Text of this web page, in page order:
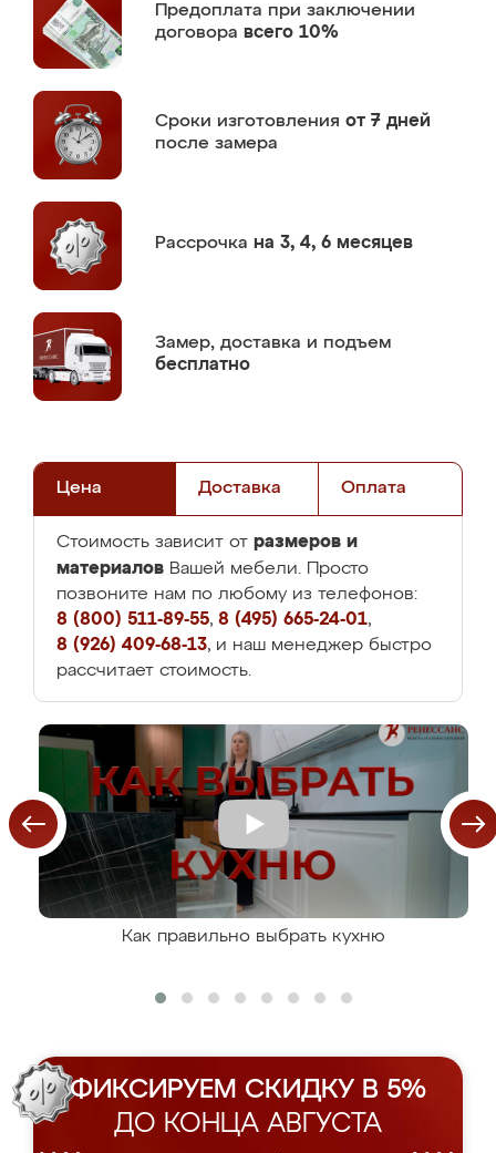
Предоплата при заключении
договора всего 10%
Сроки изготовления от 7 дней
после замера
Рассрочка на 3, 4, 6 месяцев
Замер, доставка и подъем
бесплатно
Цена Доставка Оплата
Стоимость зависит от размеров и
материалов Вашей мебели. Просто
позвоните нам по любому из телефонов:
8 (800) 511-89-55, 8 (495) 665-24-01,
8 (926) 409-68-13, и наш менеджер быстро
рассчитает стоимость.
Как правильно выбрать кухню
ФИКСИРУЕМ СКИДКУ В 5%
ДО КОНЦА АВГУСТА